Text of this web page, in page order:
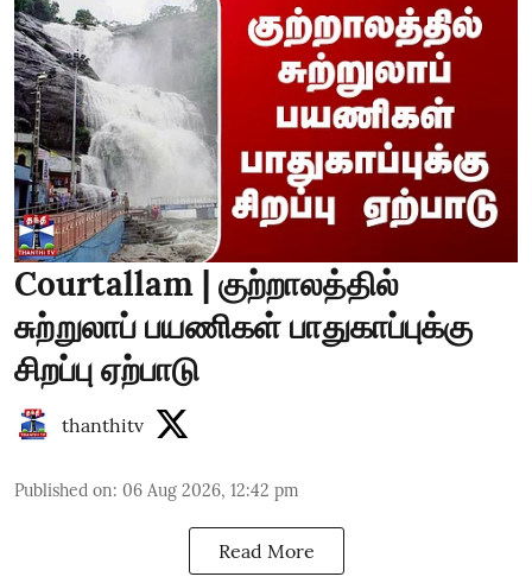
Courtallam | குற்றாலத்தில்
சுற்றுலாப் பயணிகள் பாதுகாப்புக்கு
சிறப்பு ஏற்பாடு
thanthitv
Published on: 06 Aug 2026, 12:42 pm
Read More